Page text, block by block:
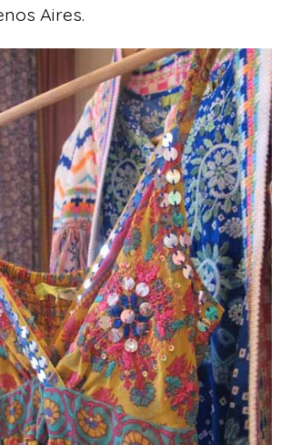
Aires.